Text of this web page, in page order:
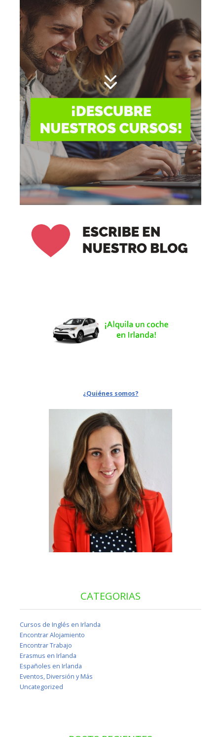
¿Quiénes somos?
CATEGORIAS
Cursos de Inglés en Irlanda
Encontrar Alojamiento
Encontrar Trabajo
Erasmus en Irlanda
Españoles en Irlanda
Eventos, Diversión y Más
Uncategorized